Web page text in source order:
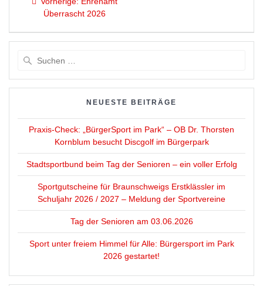
Beitrag:
Überrascht 2026
NEUESTE BEITRÄGE
Praxis-Check: „BürgerSport im Park“ – OB Dr. Thorsten
Kornblum besucht Discgolf im Bürgerpark
Stadtsportbund beim Tag der Senioren – ein voller Erfolg
Sportgutscheine für Braunschweigs Erstklässler im
Schuljahr 2026 / 2027 – Meldung der Sportvereine
Tag der Senioren am 03.06.2026
Sport unter freiem Himmel für Alle: Bürgersport im Park
2026 gestartet!